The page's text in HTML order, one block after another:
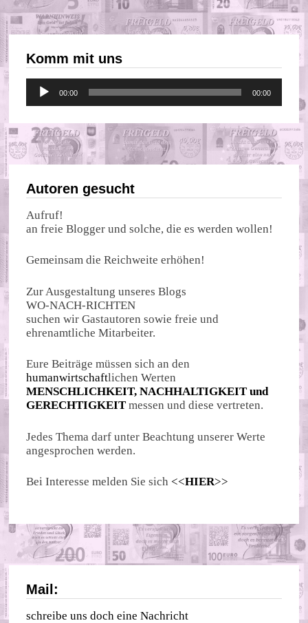
Komm mit uns
Audio-
Player
00:00 00:00
Autoren gesucht
Aufruf!
an freie Blogger und solche, die es werden wollen!
Gemeinsam die Reichweite erhöhen!
Zur Ausgestaltung unseres Blogs
WO-NACH-RICHTEN
suchen wir Gastautoren sowie freie und
ehrenamtliche Mitarbeiter.
Eure Beiträge müssen sich an den
humanwirtschaftlichen Werten
MENSCHLICHKEIT, NACHHALTIGKEIT und
GERECHTIGKEIT messen und diese vertreten.
Jedes Thema darf unter Beachtung unserer Werte
angesprochen werden.
Bei Interesse melden Sie sich <<HIER>>
Mail:
schreibe uns doch eine Nachricht